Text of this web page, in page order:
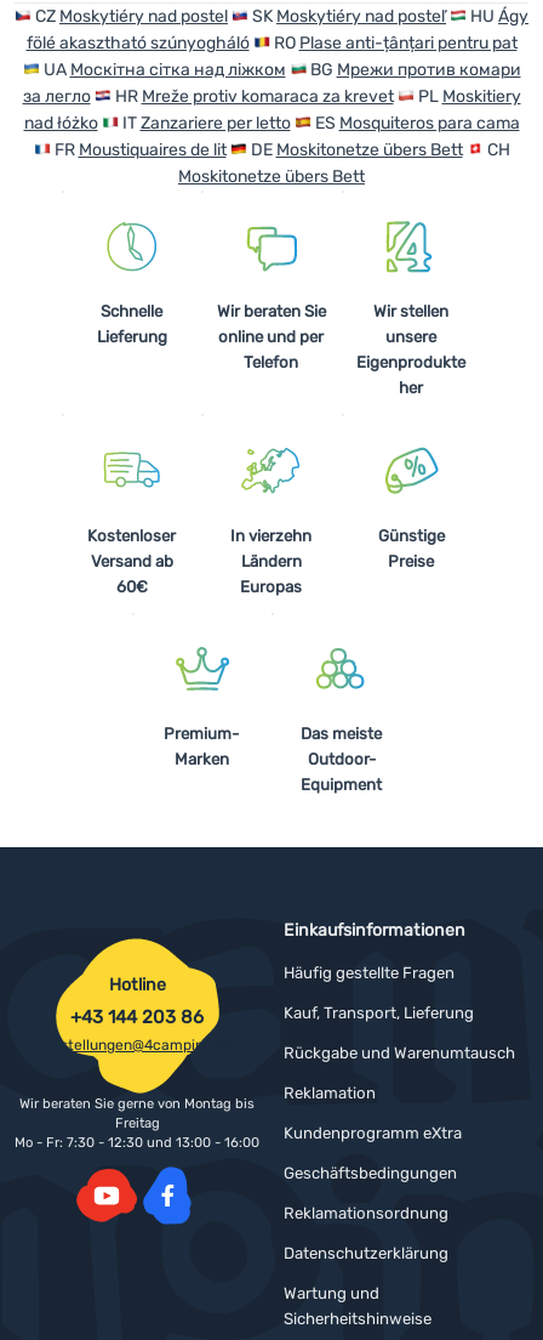
CZ Moskytiéry nad postel SK Moskytiéry nad posteľ HU Ágy
fölé akasztható szúnyogháló
RO Plase anti-țânțari pentru pat
UA Москітна сітка над ліжком BG Мрежи против комари
за легло
HR Mreže protiv komaraca za krevet PL Moskitiery
nad łóżko
ITZanzariere per letto ES Mosquiteros para cama
FR Moustiquaires de lit DE Moskitonetze übers Bett
CH
Moskitonetze übers Bett
Schnelle
Lieferung
Wir beraten Sie
online und per
Telefon
Wir stellen
unsere
Eigenprodukte
her
Kostenloser
Versand ab
60€
In vierzehn
Ländern
Europas
Günstige
Preise
Premium-
Marken
Das meiste
Outdoor-
Equipment
Einkaufsinformationen
Häufig gestellte Fragen
Kauf, Transport, Lieferung
Rückgabe und Warenumtausch
Reklamation
Kundenprogramm eXtra
Geschäftsbedingungen
Reklamationsordnung
Datenschutzerklärung
Wartung und
Sicherheitshinweise
Hotline
+43 144 203 86
bestellungen@4camping.at
Wir beraten Sie gerne von Montag bis
Freitag
Mo - Fr: 7:30 - 12:30 und 13:00 - 16:00